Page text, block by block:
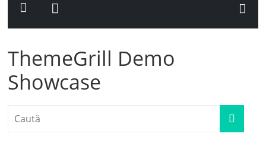
ThemeGrill Demo
Showcase